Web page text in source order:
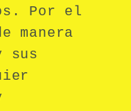
Por el
manera
sus